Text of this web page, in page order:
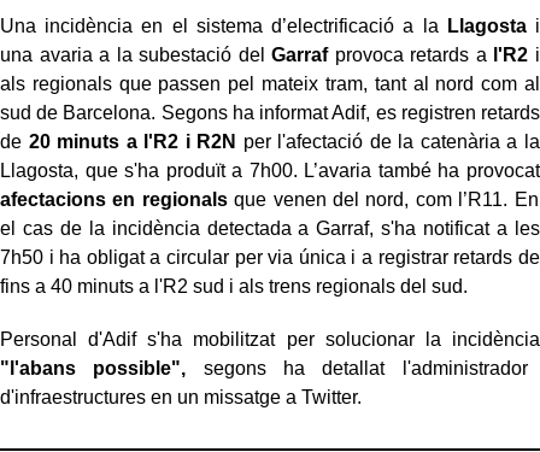
Una incidència en el sistema d’electrificació a la Llagostai
una avaria a la subestació delGarrafprovoca retards a l'R2 i
als regionals que passen pel mateix tram, tant al nord com al
sud de Barcelona. Segons ha informat Adif, es registren retards
de 20 minuts a l'R2 i R2N per l'afectació de la catenària a la
Llagosta, que s'ha produït a 7h00. L’avaria també ha provocat
afectacions en regionalsque venen del nord, com l’R11. En
el cas de la incidència detectada a Garraf, s'ha notificat a les
7h50 i ha obligat a circular per via única i a registrar retards de
fins a 40 minuts a l'R2 sud i als trens regionals del sud.
Personal d'Adif s'ha mobilitzat per solucionar la incidència
"l'abans possible", segons ha detallat l'administrador
d'infraestructures en un missatge a Twitter.